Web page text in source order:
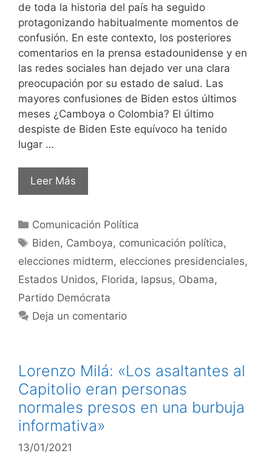
de toda la historia del país ha seguido
protagonizando habitualmente momentos de
confusión. En este contexto, los posteriores
comentarios en la prensa estadounidense y en
las redes sociales han dejado ver una clara
preocupación por su estado de salud. Las
mayores confusiones de Biden estos últimos
meses ¿Camboya o Colombia? El último
despiste de Biden Este equívoco ha tenido
lugar …
Leer Más
Comunicación Política
Biden, Camboya, comunicación política,
elecciones midterm, elecciones presidenciales,
Estados Unidos, Florida, lapsus, Obama,
Partido Demócrata
Deja un comentario
Lorenzo Milá: «Los asaltantes al
Capitolio eran personas
normales presos en una burbuja
informativa»
13/01/2021